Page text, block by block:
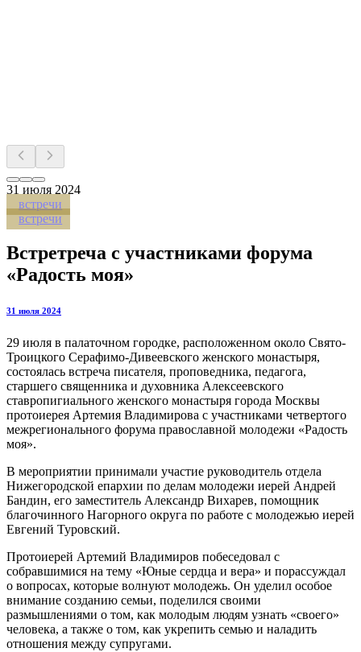
31 июля 2024
встречи
встречи
Встретреча с участниками форума
«Радость моя»
31 июля 2024
29 июля в палаточном городке, расположенном около Свято-
Троицкого Серафимо-Дивеевского женского монастыря,
состоялась встреча писателя, проповедника, педагога,
старшего священника и духовника Алексеевского
ставропигиального женского монастыря города Москвы
протоиерея Артемия Владимирова с участниками четвертого
межрегионального форума православной молодежи «Радость
моя».
В мероприятии принимали участие руководитель отдела
Нижегородской епархии по делам молодежи иерей Андрей
Бандин, его заместитель Александр Вихарев, помощник
благочинного Нагорного округа по работе с молодежью иерей
Евгений Туровский.
Протоиерей Артемий Владимиров побеседовал с
собравшимися на тему «Юные сердца и вера» и порассуждал
о вопросах, которые волнуют молодежь. Он уделил особое
внимание созданию семьи, поделился своими
размышлениями о том, как молодым людям узнать «своего»
человека, а также о том, как укрепить семью и наладить
отношения между супругами.